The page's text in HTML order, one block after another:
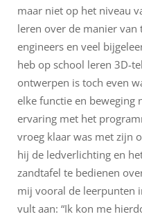
maar niet op het niveau
leren over de manier van
engineers en veel
heb op school leren 3D-
ontwerpen is toch even
elke functie en beweging
ervaring met het
vroeg klaar was met zijn
hij de ledverlichting en
zandtafel te bedienen
mij vooral de leerpunten
vult aan: “Ik kon me